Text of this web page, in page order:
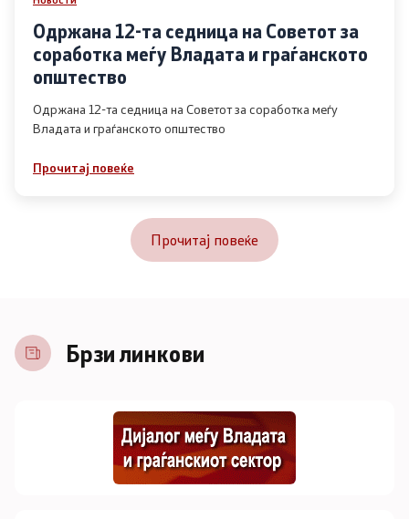
Одржана 12-та седница на Советот за
соработка меѓу Владата и граѓанското
општество
Одржана 12-та седница на Советот за соработка меѓу
Владата и граѓанското општество
Прочитај повеќе
Прочитај повеќе
Брзи линкови